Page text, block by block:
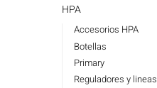
HPA
Accesorios HPA
Botellas
Primary
Reguladores y lineas